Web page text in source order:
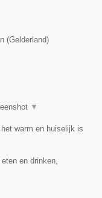
(Gelderland)
▼
warm en huiselijk is
en drinken,